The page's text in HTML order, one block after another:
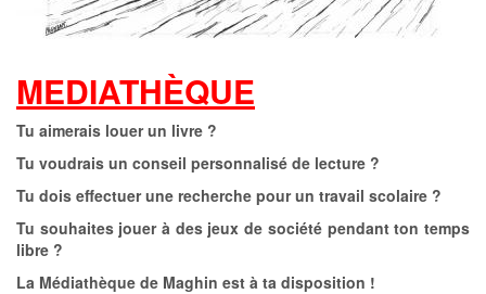
MEDIATHÈQUE
Tu aimerais louer un livre ?
Tu voudrais un conseil personnalisé de lecture ?
Tu dois effectuer une recherche pour un travail scolaire ?
Tu souhaites jouer à des jeux de société pendant ton temps
libre ?
La Médiathèque de Maghin est à ta disposition !